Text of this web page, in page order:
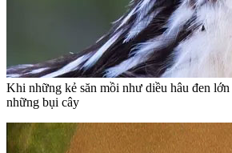
Khi những kẻ săn mồi như diều hâu đen
những bụi cây